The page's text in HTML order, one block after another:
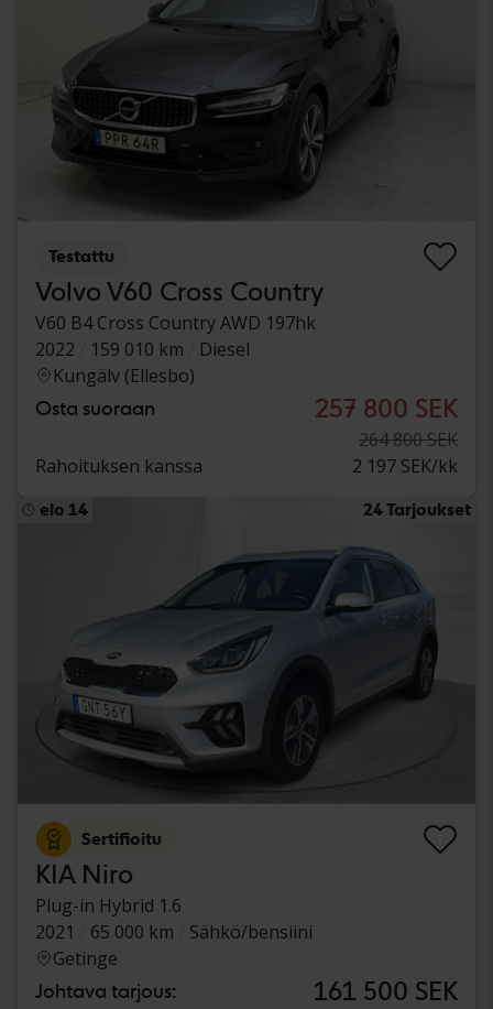
Testattu
Volvo V60 Cross Country
V60 B4 Cross Country AWD 197hk
2022
159 010 km
Diesel
Kungälv (Ellesbo)
Osta suoraan 257 800 SEK
264 800 SEK
Rahoituksen kanssa
2 197 SEK/kk
elo 14 24 Tarjoukset
Sertifioitu
KIA Niro
Plug-in Hybrid 1.6
2021
65 000 km
Sähkö/bensiini
Getinge
Johtava tarjous: 161 500 SEK